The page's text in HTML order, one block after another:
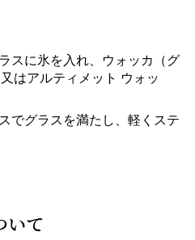
スに氷を入れ、ウォッカ（グ
はアルティメット ウォッ
でグラスを満たし、軽くステ
いて